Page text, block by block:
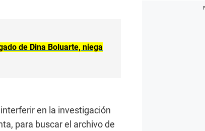
de Dina Boluarte, niega
en la investigación
para buscar el archivo de